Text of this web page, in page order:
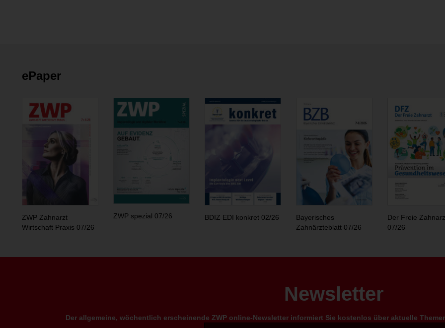
ePaper
ZWP Zahnarzt
Wirtschaft Praxis 07/26
ZWP spezial 07/26 BDIZ EDI konkret 02/26
Bayerisches
Zahnärzteblatt 07/26
Der Freie
07/26
Newsletter
Der allgemeine, wöchentlich erscheinende ZWP online-Newsletter informiert Sie kostenlos über aktuelle